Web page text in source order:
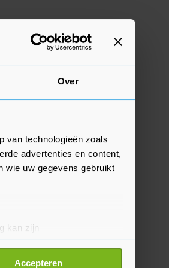
Over
van technologieën zoals
advertenties en content,
wie uw gegevens gebruikt
kan zijn
detailgedeelte
Accepteren